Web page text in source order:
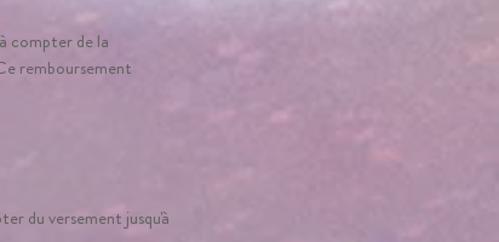
compter de la
remboursement
du versement jusqu'à